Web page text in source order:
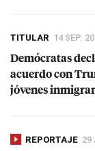
TITULAR 14 SEP.
Demócratas
acuerdo con
jóvenes
REPORTAJE 29